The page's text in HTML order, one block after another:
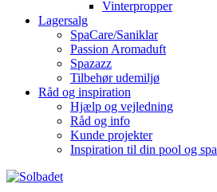
Vinterpropper
Lagersalg
SpaCare/Saniklar
Passion Aromaduft
Spazazz
Tilbehør udemiljø
Råd og inspiration
Hjælp og vejledning
Råd og info
Kunde projekter
Inspiration til din pool og spa